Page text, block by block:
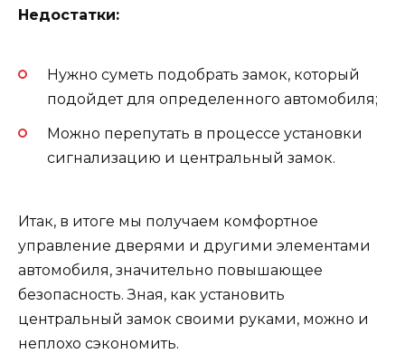
Недостатки:
Нужно суметь подобрать замок, который
подойдет для определенного автомобиля;
Можно перепутать в процессе установки
сигнализацию и центральный замок.
Итак, в итоге мы получаем комфортное
управление дверями и другими элементами
автомобиля, значительно повышающее
безопасность. Зная, как установить
центральный замок своими руками, можно и
неплохо сэкономить.